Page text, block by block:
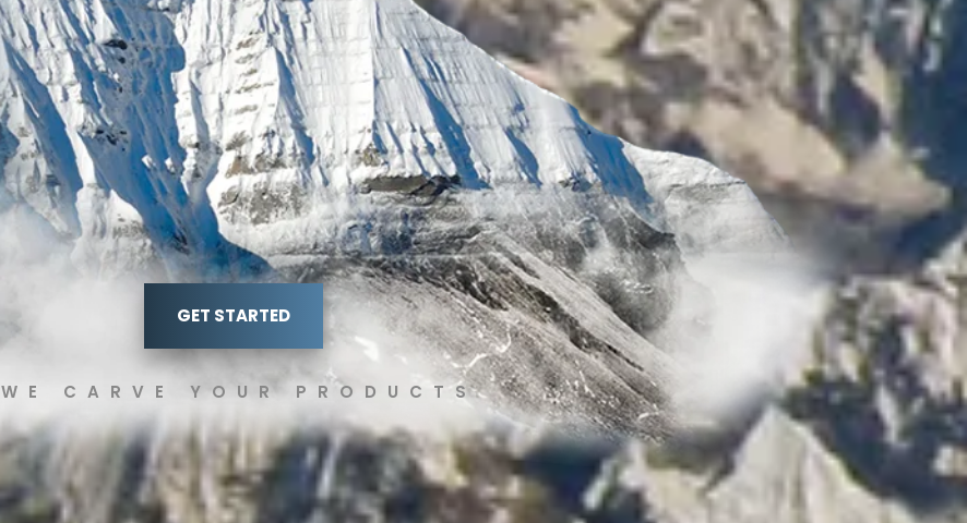
GET STARTED
WE CARVE YOUR PRODUCTS